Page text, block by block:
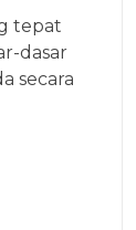
tepat
dasar
secara